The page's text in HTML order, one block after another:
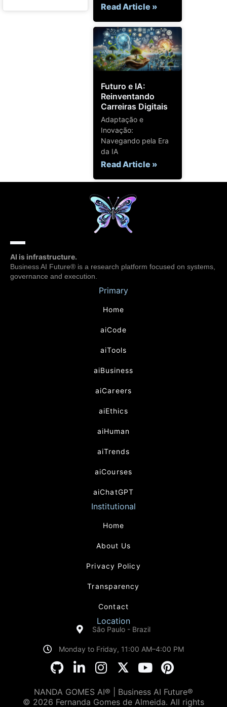
Read Article »
Futuro e IA:
Reinventando
Carreiras Digitais
Adaptação e
Inovação:
Navegando pela Era
da IA
Read Article »
AI is infrastructure.
Business AI Future® is a research platform focused on systems,
governance and execution.
Primary
Home
aiCode
aiTools
aiBusiness
aiCareers
aiEthics
aiHuman
aiTrends
aiCourses
aiChatGPT
Institutional
Home
About Us
Privacy Policy
Transparency
Contact
Location
São Paulo - Brazil
Monday to Friday, 11:00 AM–4:00 PM
NANDA GOMES AI® | Business AI Future®
© 2026 Fernanda Gomes de Almeida. All rights